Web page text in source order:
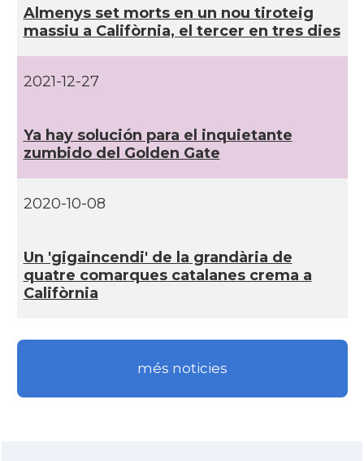
CAMON
Catalans a Silicon Valley (San Jose),
California, USA
CAMON
CAMON Catalans a TENNESSEE
CAMON Catalans a UTAH
CAMON Catalans a WASHINGTON DC
Catalans a WYOMING
Almenys set morts en un nou tiroteig
massiu a Califòrnia, el tercer en tres dies
2021-12-27
Ya hay solución para el inquietante
zumbido del Golden Gate
2020-10-08
Un 'gigaincendi' de la grandària de
quatre comarques catalanes crema a
Califòrnia
més noticies